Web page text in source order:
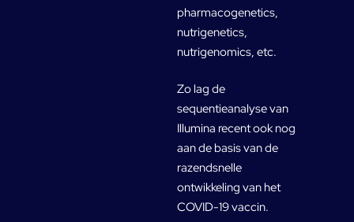
pharmacogenetics,
nutrigenetics,
nutrigenomics, etc.
Zo lag de
sequentieanalyse van
Illumina recent ook nog
aan de basis van de
razendsnelle
ontwikkeling van het
COVID-19 vaccin.